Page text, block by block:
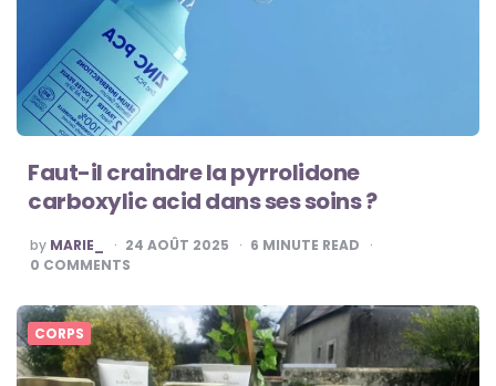
Faut-il craindre la pyrrolidone
carboxylic acid dans ses soins ?
POSTED
BY
by MARIE_ 24 AOÛT 2025 6 MINUTE READ
0 COMMENTS
CORPS